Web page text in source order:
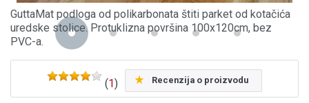
GuttaMat podloga od polikarbonata štiti parket od kotačića
uredske stolice. Protuklizna površina 100x120cm, bez
PVC-a.
(1) Recenzija o proizvodu